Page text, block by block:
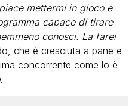
mettermi in gioco e
capace di tirare
conosci. La farei
che è cresciuta a pane e
concorrente come lo è
.